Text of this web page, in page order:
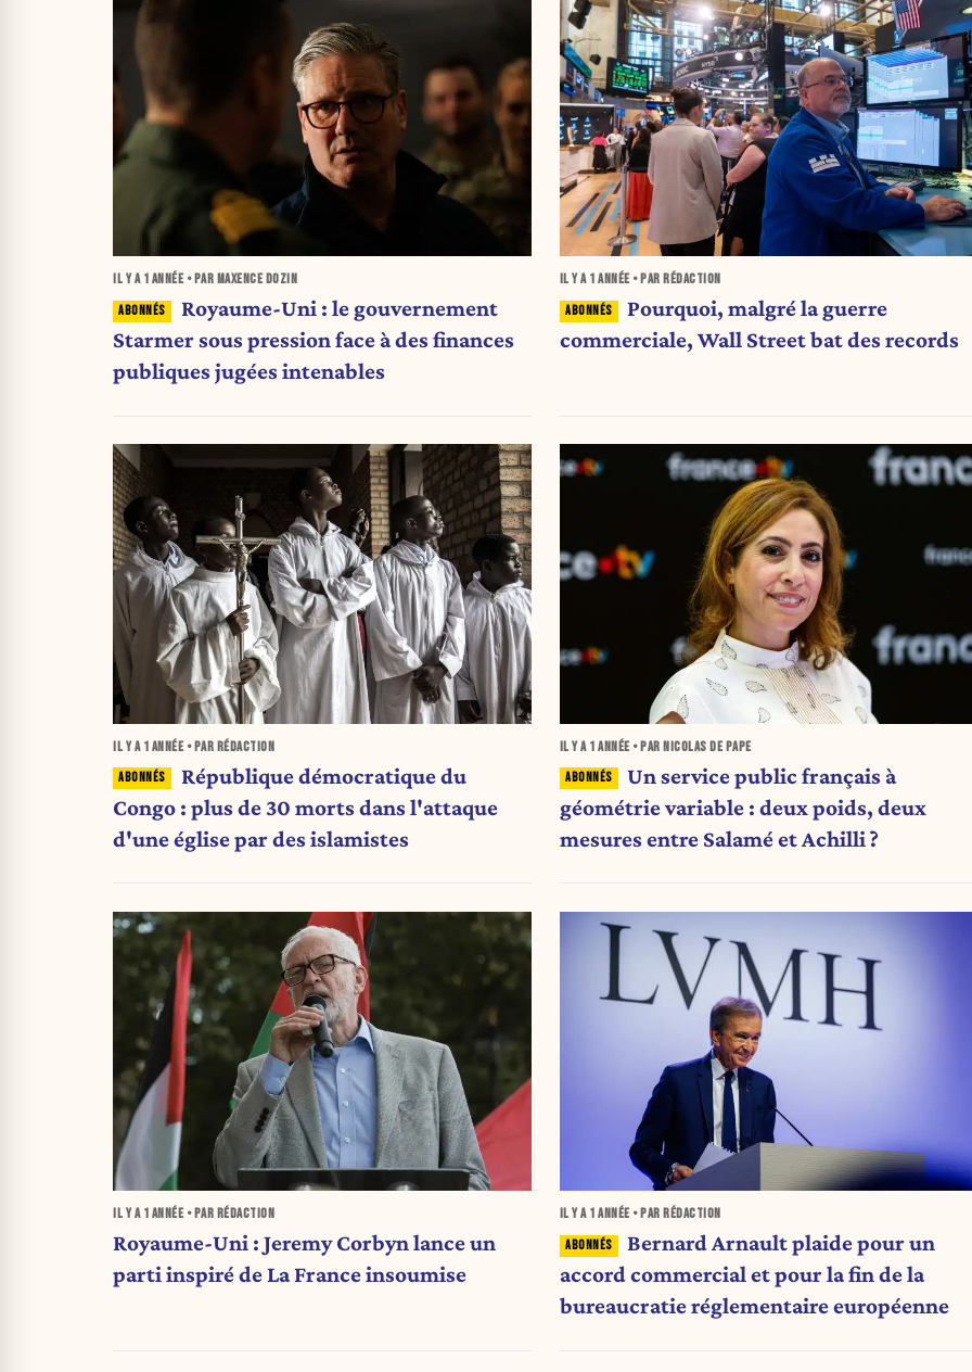
IL Y A 1 ANNÉE • PAR MAXENCE DOZIN
Royaume-Uni : le gouvernement
Starmer sous pression face à des finances
publiques jugées intenables
IL Y A 1 ANNÉE • PAR RÉDACTION
Pourquoi, malgré la guerre
commerciale, Wall Street bat des records
IL Y A 1 ANNÉE • PAR RÉDACTION
République démocratique du
Congo : plus de 30 morts dans l'attaque
d'une église par des islamistes
IL Y A 1 ANNÉE • PAR NICOLAS DE PAPE
Un service public français à
géométrie variable : deux poids, deux
mesures entre Salamé et Achilli ?
IL Y A 1 ANNÉE • PAR RÉDACTION
Royaume-Uni : Jeremy Corbyn lance un
parti inspiré de La France insoumise
IL Y A 1 ANNÉE • PAR RÉDACTION
Bernard Arnault plaide pour un
accord commercial et pour la fin de la
bureaucratie réglementaire européenne